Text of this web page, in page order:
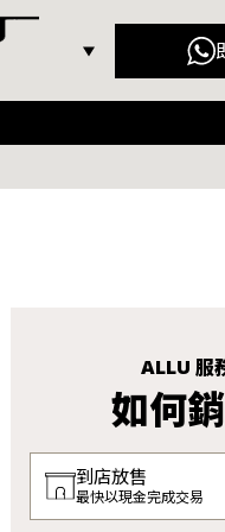
Gucci（
Fendi (
ALLU 服
如何
到店放售
最快以現金完成交易